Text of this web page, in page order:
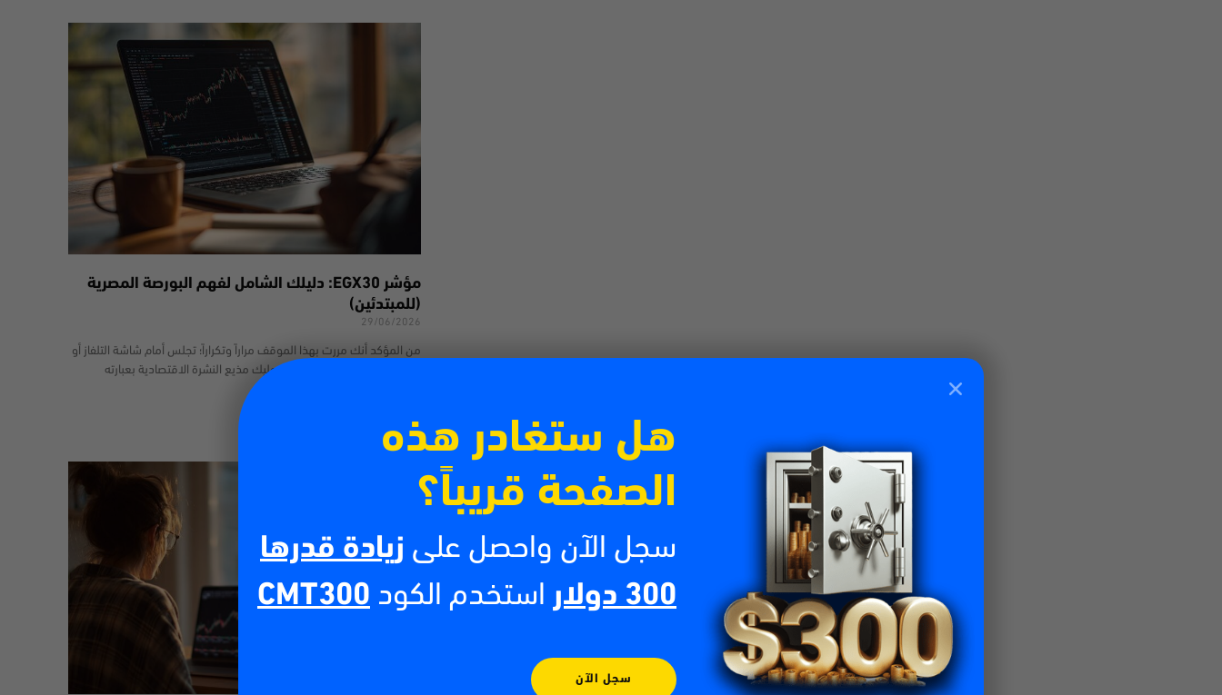
مؤشر EGX30: دليلك الشامل لفهم البورصة المصرية
(للمبتدئين)
29/06/2026
من المؤكد أنك مررت بهذا الموقف مراراً وتكراراً؛ تجلس أمام شاشة التلفاز أو
تتصفح المواقع الإخبارية، ليطل عليك مذيع النشرة الاقتصادية بعبارته
هل ستغادر هذه
الصفحة قريباً؟
سجل الآن واحصل على زيادة قدرها
300 دولار
استخدم الكود CMT300
سجل الآن